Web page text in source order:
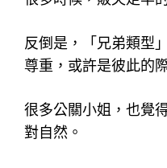
反倒是，「兄弟類型
尊重，或許是彼此的
很多公關小姐，也覺
對自然。